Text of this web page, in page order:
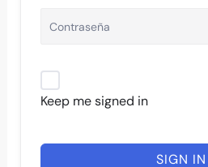
Keep me signed in
SIGN IN